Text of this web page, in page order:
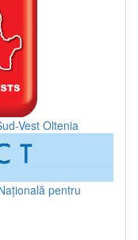
Vest Oltenia
pentru